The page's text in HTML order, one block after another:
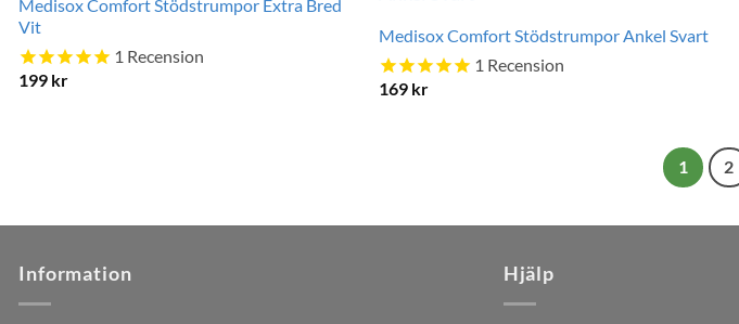
Medisox Comfort Stödstrumpor Extra Bred
Vit
1 Recension
199 kr
Medisox Comfort Stödstrumpor Ankel Svart
1 Recension
169 kr
1 2
Information Hjälp